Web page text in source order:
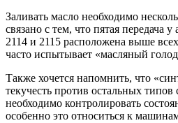
Заливать масло необходимо
связано с тем, что пятая передача
2114 и 2115 расположена выше
часто испытывает «масляный
Также хочется напомнить, что
текучесть против остальных
необходимо контролировать
особенно это относиться к